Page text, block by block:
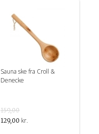
Sauna ske fra Croll &
Denecke
159,00
129,00 kr.